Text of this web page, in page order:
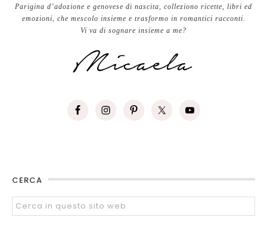
Parigina d’adozione e genovese di nascita, colleziono ricette, libri ed
emozioni, che mescolo insieme e trasformo in romantici racconti.
Vi va di sognare insieme a me?
CERCA